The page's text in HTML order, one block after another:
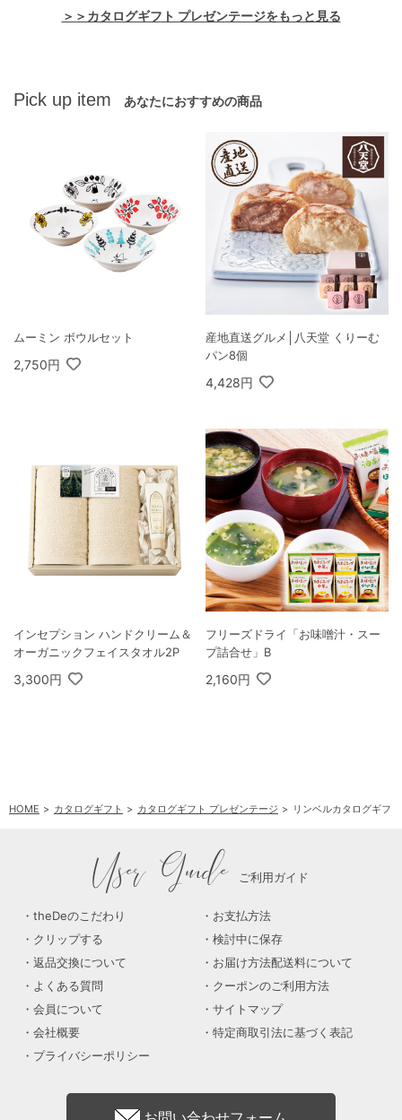
＞＞カタログギフト プレゼンテージをもっと見る
Pick up item あなたにおすすめの商品
ムーミン ボウルセット
2,750円
産地直送グルメ│八天堂 くりーむ
パン8個
4,428円
インセプション ハンドクリーム＆
オーガニックフェイスタオル2P
3,300円
フリーズドライ「お味噌汁・スー
プ詰合せ」B
2,160円
HOME カタログギフト カタログギフト プレゼンテージ リンベルカタログギフ
User Guide ご利用ガイド
theDeのこだわり
お支払方法
クリップする
検討中に保存
返品交換について
お届け方法配送料について
よくある質問
クーポンのご利用方法
会員について
サイトマップ
会社概要
特定商取引法に基づく表記
プライバシーポリシー